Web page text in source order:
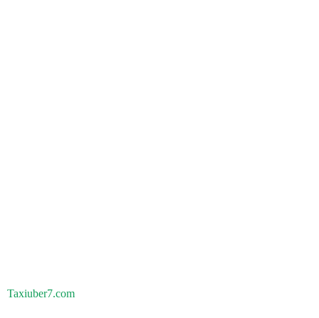
Taxiuber7.com